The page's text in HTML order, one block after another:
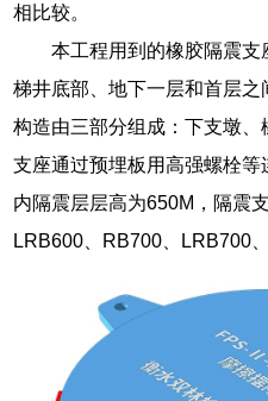
相比较。
本工程用到的橡胶隔震
梯井底部、地下一层和首层
构造由三部分组成：下支墩
支座通过预埋板用高强螺栓
内隔震层层高为650M，隔震
LRB600、RB700、LRB700